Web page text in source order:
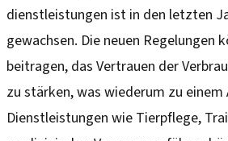
dienstleistungen ist in den letzten
gewachsen. Die neuen Regelungen
beitragen, das Vertrauen der
zu stärken, was wiederum zu einem
Dienstleistungen wie Tierpflege,